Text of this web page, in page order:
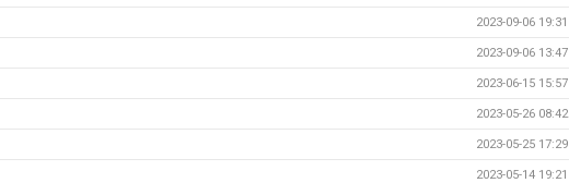
2023-09-06 19:31
2023-09-06 13:47
2023-06-15 15:57
2023-05-26 08:42
2023-05-25 17:29
2023-05-14 19:21